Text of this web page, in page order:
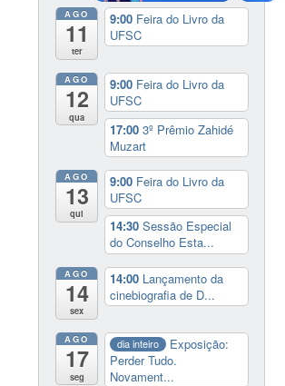
AGO
11
ter
9:00 Feira do Livro da
UFSC
AGO
12
qua
9:00 Feira do Livro da
UFSC
17:003º Prêmio Zahidé
Muzart
AGO
13
qui
9:00 Feira do Livro da
UFSC
14:30Sessão Especial
do Conselho Esta...
AGO
14
sex
14:00 Lançamento da
cinebiografia de D...
AGO
17
seg
dia inteiro
Exposição:
Perder Tudo.
Novament...